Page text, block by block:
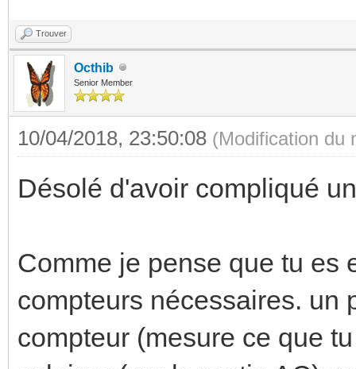
Trouver
Octhib
Senior Member
10/04/2018, 23:50:08 (Modification du
Désolé d'avoir compliqué
Comme je pense que tu es
compteurs nécessaires. un
compteur (mesure ce que